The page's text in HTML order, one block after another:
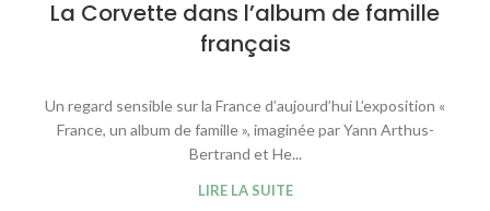
La Corvette dans l’album de famille
français
Un regard sensible sur la France d’aujourd’hui L’exposition «
France, un album de famille », imaginée par Yann Arthus-
Bertrand et He...
LIRE LA SUITE